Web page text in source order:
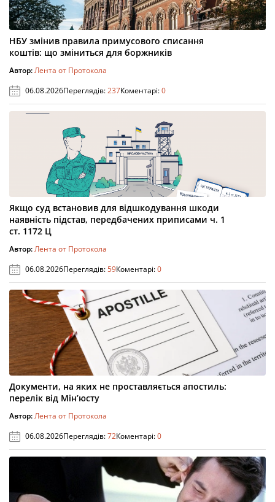
НБУ змінив правила примусового списання
коштів: що зміниться для боржників
Автор:Лента от Протокола
06.08.2026Переглядів:237Коментарі:0
Якщо суд встановив для відшкодування шкоди
наявність підстав, передбачених приписами ч. 1
ст. 1172 Ц
Автор:Лента от Протокола
06.08.2026Переглядів:59Коментарі:0
Документи, на яких не проставляється апостиль:
перелік від Мін’юсту
Автор:Лента от Протокола
06.08.2026Переглядів:72Коментарі:0